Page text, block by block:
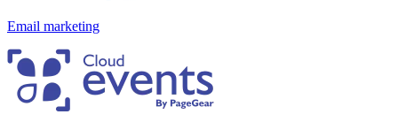
Email marketing